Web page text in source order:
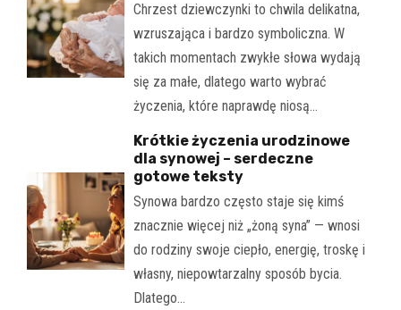
Chrzest dziewczynki to chwila delikatna,
wzruszająca i bardzo symboliczna. W
takich momentach zwykłe słowa wydają
się za małe, dlatego warto wybrać
życzenia, które naprawdę niosą…
Krótkie życzenia urodzinowe
dla synowej – serdeczne
gotowe teksty
Synowa bardzo często staje się kimś
znacznie więcej niż „żoną syna” — wnosi
do rodziny swoje ciepło, energię, troskę i
własny, niepowtarzalny sposób bycia.
Dlatego…